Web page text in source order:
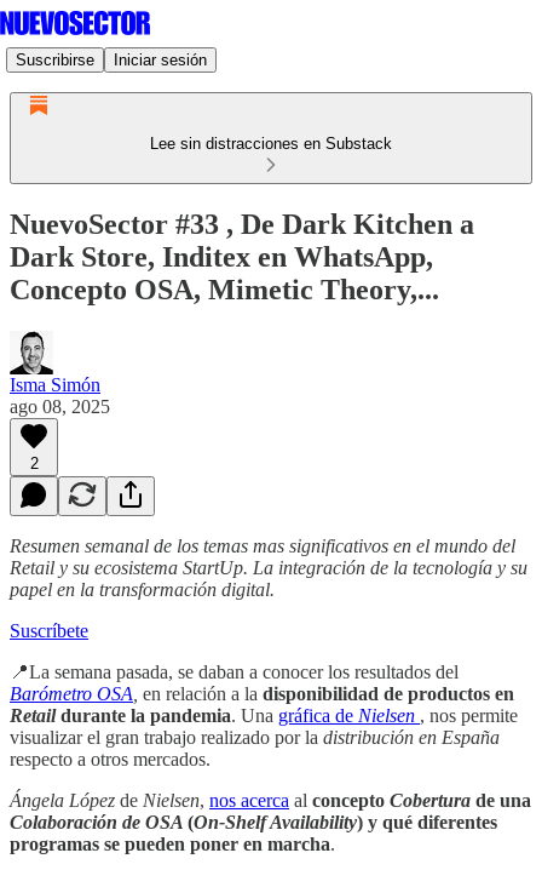
Suscribirse Iniciar sesión
Lee sin distracciones en Substack
NuevoSector #33 , De Dark Kitchen a
Dark Store, Inditex en WhatsApp,
Concepto OSA, Mimetic Theory,...
Isma Simón
ago 08, 2025
2
Resumen semanal de los temas mas significativos en el mundo del
Retail y su ecosistema StartUp. La integración de la tecnología y su
papel en la transformación digital.
Suscríbete
📍La semana pasada, se daban a conocer los resultados del
Barómetro OSA en relación a la disponibilidad de productos en
Retaildurante la pandemia. Una gráfica de Nielsen , nos permite
visualizar el gran trabajo realizado por la distribución en España
respecto a otros mercados.
Ángela López de Nielsen, nos acerca al concepto Cobertura de una
Colaboración de OSA (On-Shelf Availability) y qué diferentes
programas se pueden poner en marcha.